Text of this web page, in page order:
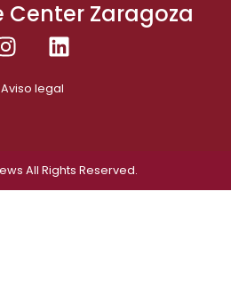
Center Zaragoza
Aviso legal
All Rights Reserved.